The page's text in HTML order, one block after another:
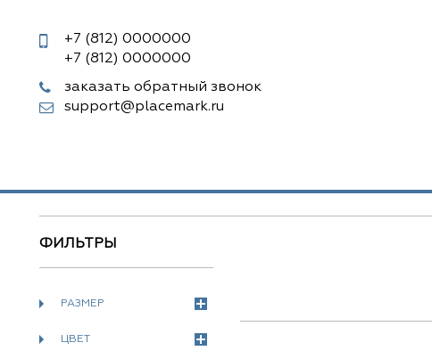
+7 (812) 0000000
+7 (812) 0000000
заказать обратный звонок
support@placemark.ru
ФИЛЬТРЫ
РАЗМЕР
ЦВЕТ